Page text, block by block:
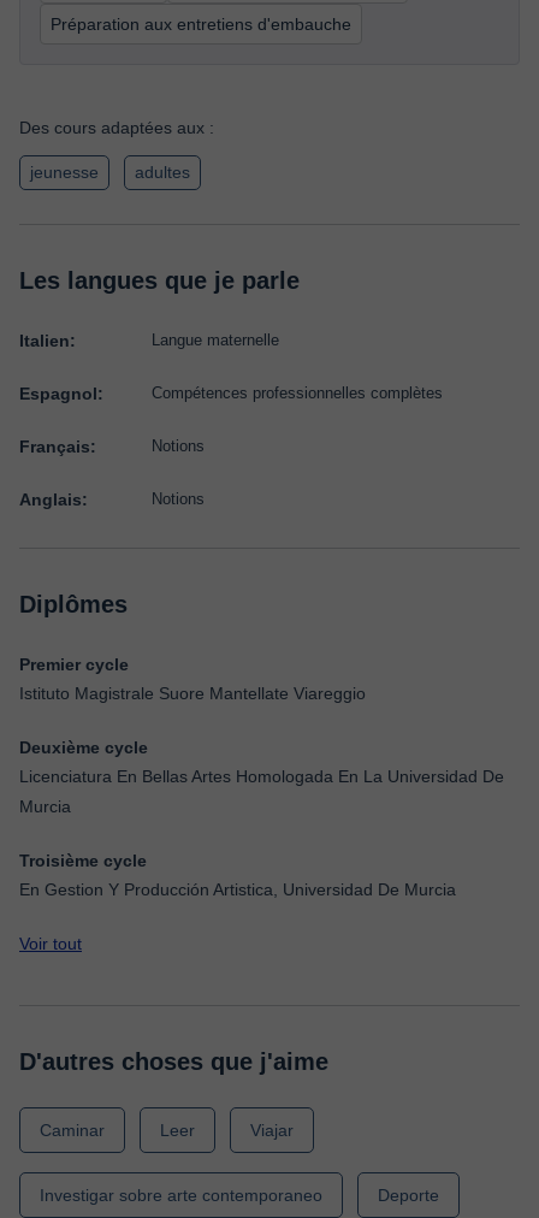
Préparation aux entretiens d'embauche
Des cours adaptées aux :
jeunesse adultes
Les langues que je parle
Italien: Langue maternelle
Espagnol: Compétences professionnelles complètes
Français: Notions
Anglais: Notions
Diplômes
Premier cycle
Istituto Magistrale Suore Mantellate Viareggio
Deuxième cycle
Licenciatura En Bellas Artes Homologada En La Universidad De
Murcia
Troisième cycle
En Gestion Y Producción Artistica, Universidad De Murcia
Voir tout
D'autres choses que j'aime
Caminar Leer Viajar
Investigar sobre arte contemporaneo Deporte